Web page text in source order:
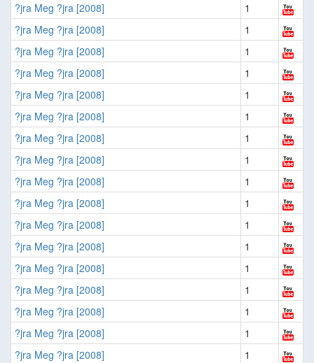
?jra Meg ?jra [2008]
1
?jra Meg ?jra [2008]
1
?jra Meg ?jra [2008]
1
?jra Meg ?jra [2008]
1
?jra Meg ?jra [2008]
1
?jra Meg ?jra [2008]
1
?jra Meg ?jra [2008]
1
?jra Meg ?jra [2008]
1
?jra Meg ?jra [2008]
1
?jra Meg ?jra [2008]
1
?jra Meg ?jra [2008]
1
?jra Meg ?jra [2008]
1
?jra Meg ?jra [2008]
1
?jra Meg ?jra [2008]
1
?jra Meg ?jra [2008]
1
?jra Meg ?jra [2008]
1
?jra Meg ?jra [2008]
1